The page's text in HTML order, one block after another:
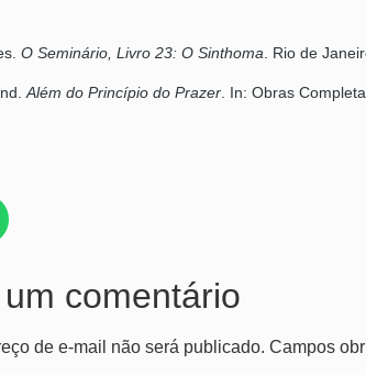
O Seminário, Livro 23: O Sinthoma. Rio de
Além do Princípio do Prazer . In: Obras
comentário
de e-mail não será publicado. Campos